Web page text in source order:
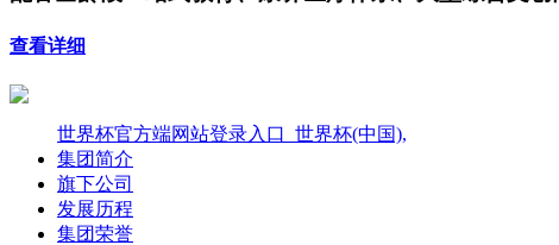
查看详细
世界杯官方端网站登录入口_世界杯(中国),
集团简介
旗下公司
发展历程
集团荣誉